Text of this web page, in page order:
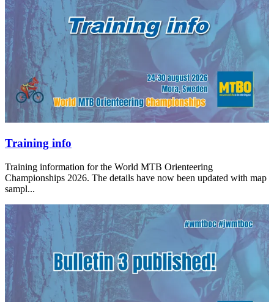
Training info
Training information for the World MTB Orienteering
Championships 2026. The details have now been updated with map
sampl...